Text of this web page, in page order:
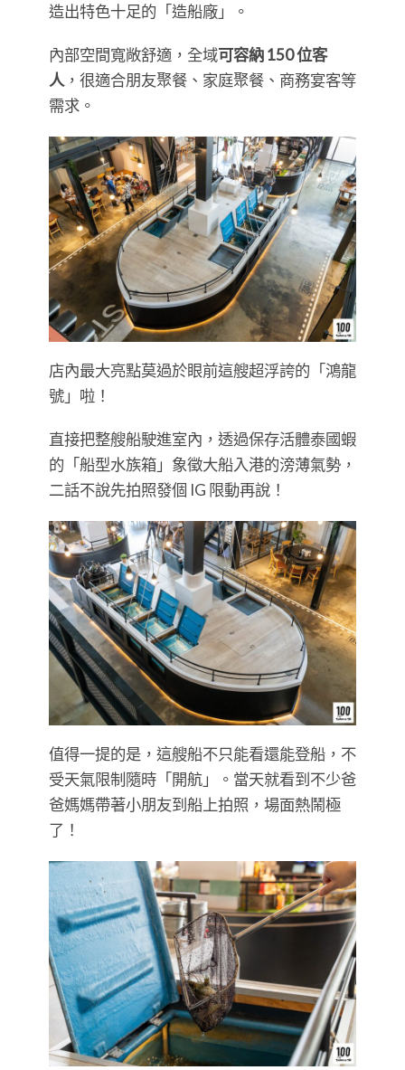
造出特色十足的「造船廠」。
內部空間寬敞舒適，全域可容納 150 位客
人 ，很適合朋友聚餐、家庭聚餐、商務宴客等
需求。
店內最大亮點莫過於眼前這艘超浮誇的「鴻龍
號」啦！
直接把整艘船駛進室內，透過保存活體泰國蝦
的「船型水族箱」象徵大船入港的滂薄氣勢，
二話不說先拍照發個 IG 限動再說！
值得一提的是，這艘船不只能看還能登船，不
受天氣限制隨時「開航」。當天就看到不少爸
爸媽媽帶著小朋友到船上拍照，場面熱鬧極
了！